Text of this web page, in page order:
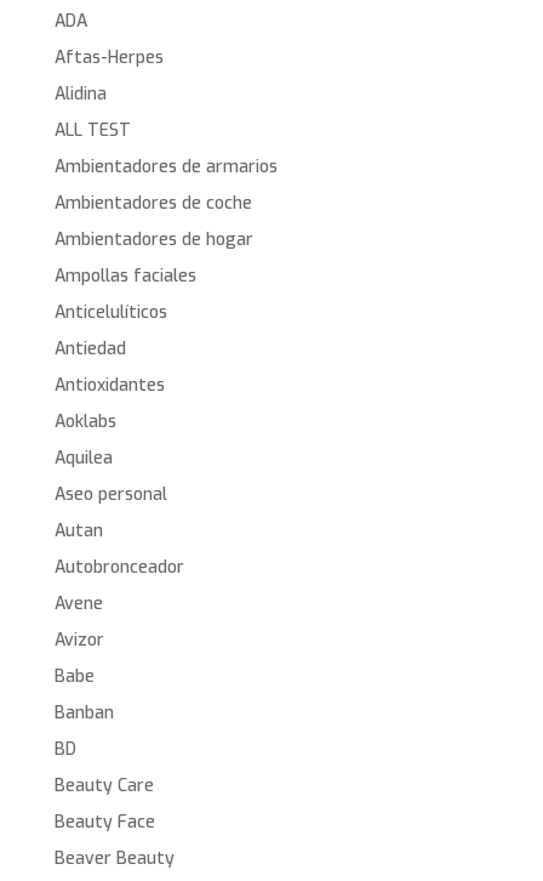
ADA
Aftas-Herpes
Alidina
ALL TEST
Ambientadores de armarios
Ambientadores de coche
Ambientadores de hogar
Ampollas faciales
Anticelulíticos
Antiedad
Antioxidantes
Aoklabs
Aquilea
Aseo personal
Autan
Autobronceador
Avene
Avizor
Babe
Banban
BD
Beauty Care
Beauty Face
Beaver Beauty